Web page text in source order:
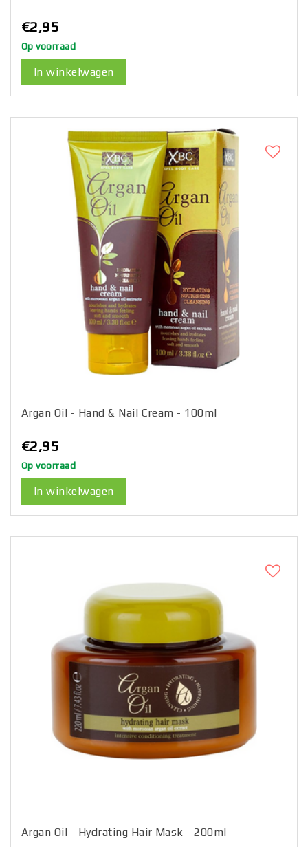
€2,95
Op voorraad
In winkelwagen
Argan Oil - Hand & Nail Cream - 100ml
€2,95
Op voorraad
In winkelwagen
Argan Oil - Hydrating Hair Mask - 200ml